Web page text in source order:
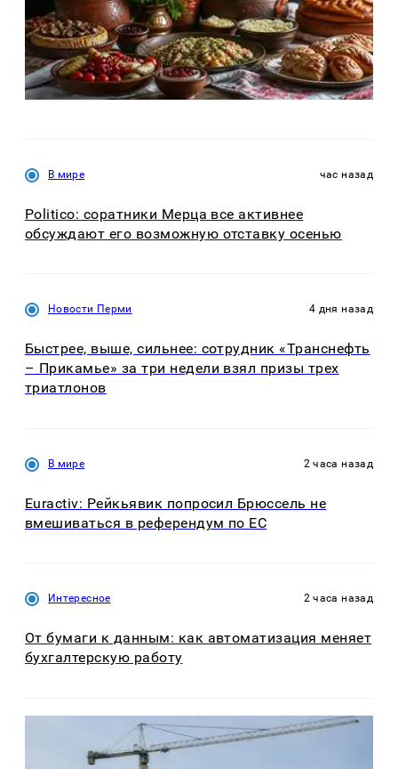
В мире час назад
Politico: соратники Мерца все активнее
обсуждают его возможную отставку осенью
Новости Перми 4 дня назад
Быстрее, выше, сильнее: сотрудник «Транснефть
– Прикамье» за три недели взял призы трех
триатлонов
В мире 2 часа назад
Euractiv: Рейкьявик попросил Брюссель не
вмешиваться в референдум по ЕС
Интересное 2 часа назад
От бумаги к данным: как автоматизация меняет
бухгалтерскую работу